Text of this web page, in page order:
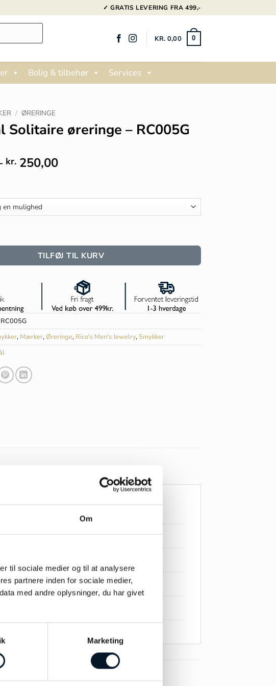
Om
til sociale medier og til at analysere
partnere inden for sociale medier,
med andre oplysninger, du har givet
Marketing
✓ GRATIS LEVERING FRA 499,-
KR. 0,00 0
Bolig & tilbehør Services
/ ØRERINGE
Solitaire øreringe – RC005G
kr. 250,00Prisinterval:
kr. 250,00
øreringe - RC005G antal
TILFØJ TIL KURV
RC005G
, Mærker,Øreringe, Rico's Men's Jewelry, Smykker